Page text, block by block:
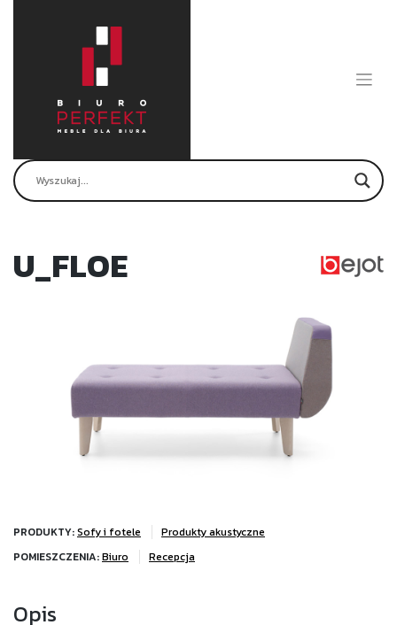
U_FLOE
PRODUKTY:Sofy i fotele
Produkty akustyczne
POMIESZCZENIA:Biuro Recepcja
Opis